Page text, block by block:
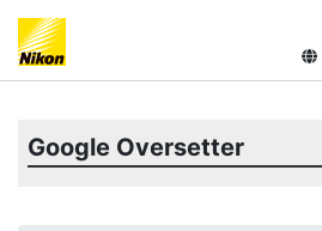
Google Oversetter